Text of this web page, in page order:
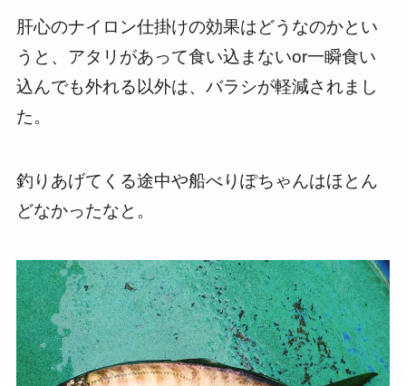
肝心のナイロン仕掛けの効果はどうなのかとい
うと、アタリがあって食い込まないor一瞬食い
込んでも外れる以外は、バラシが軽減されまし
た。
釣りあげてくる途中や船べりぽちゃんはほとん
どなかったなと。